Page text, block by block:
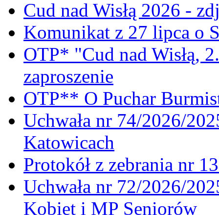
Cud nad Wisłą 2026 -
Komunikat z 27 lipca o
OTP* "Cud nad Wisłą,
zaproszenie
OTP** O Puchar
Uchwała nr 74/2026/
Katowicach
Protokół z zebrania nr
Uchwała nr 72/2026/
Kobiet i MP Seniorów